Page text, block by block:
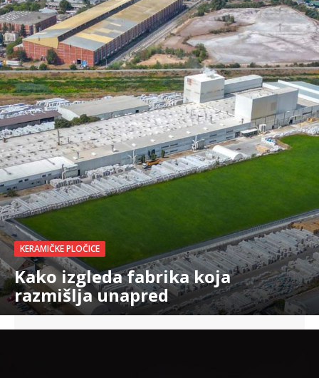
KERAMIČKE PLOČICE
Kako izgleda fabrika koja
razmišlja unapred